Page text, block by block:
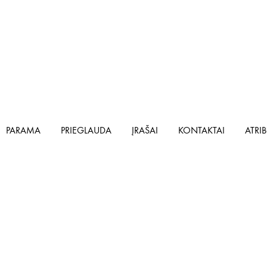
PARAMA PRIEGLAUDA ĮRAŠAI KONTAKTAI